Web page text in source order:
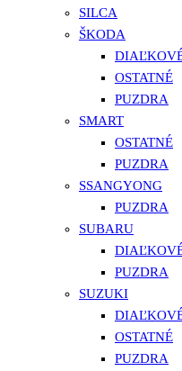
SILCA
ŠKODA
OSTATNÉ
PUZDRA
SMART
OSTATNÉ
PUZDRA
SSANGYONG
PUZDRA
SUBARU
PUZDRA
SUZUKI
OSTATNÉ
PUZDRA